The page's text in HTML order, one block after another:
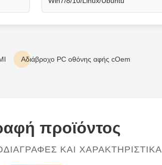
Αδιάβροχο PC οθόνης αφής cOem
προϊόντος
ΚΑΙ ΧΑΡΑΚΤΗΡΙΣΤΙΚΆ